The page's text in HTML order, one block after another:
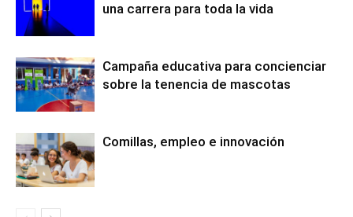
una carrera para toda la vida
Campaña educativa para concienciar
sobre la tenencia de mascotas
Comillas, empleo e innovación